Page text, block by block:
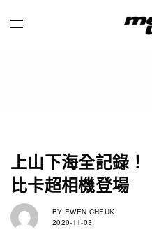
上山下海全記錄！
比卡超相機登場
BY EWEN CHEUK
2020-11-03